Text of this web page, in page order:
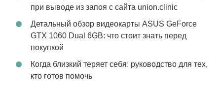
при выводе из запоя с сайта union.clinic
Детальный обзор видеокарты ASUS GeForce
GTX 1060 Dual 6GB: что стоит знать перед
покупкой
Когда близкий теряет себя: руководство для тех,
кто готов помочь